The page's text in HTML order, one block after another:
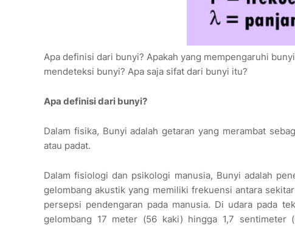
Apa definisi dari bunyi? Apakah yang mempengaruhi
mendeteksi bunyi? Apa saja sifat dari bunyi itu?
Apa definisi dari bunyi?
Dalam fisika, Bunyi adalah getaran yang merambat
atau padat.
Dalam fisiologi dan psikologi manusia, Bunyi adalah
gelombang akustik yang memiliki frekuensi antara
persepsi pendengaran pada manusia. Di udara pada
gelombang 17 meter (56 kaki) hingga 1,7